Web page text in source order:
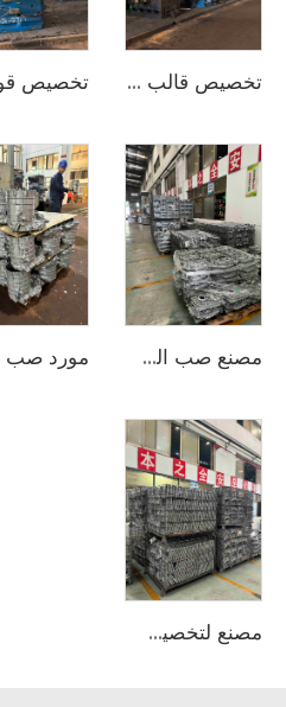
تخصيص قالب منتج صب الألمنيوم
مصنع صب الصين مصنعي منتجات صب سبائك الألمنيوم الدقيقة منتجات صب سبائك الألمنيوم المخصصة قشرة صب سبائك الألمنيوم المخصصة
مصنع لتخصيص قشور صب السبائك الألمنيومية، بيع مباشر من المصنع، جودة عالية، إنتاج منتجات صب السبائك الألمنيومية من الصين